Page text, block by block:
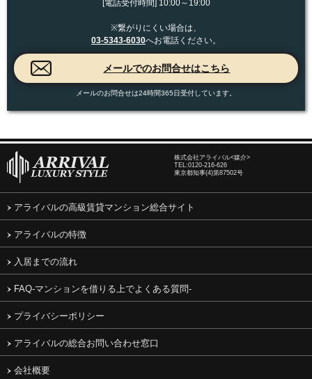
[電話受付時間] 10:00～19:00
※繋がりにくい場合は、
03-5343-6030へお電話ください。
メールのお問合せは24時間365日受付しています。
株式会社アライバル<媒介>
TEL:0120-216-626
東京都知事(4)第87502号
アライバルの高級賃貸マンション総合サイト
アライバルの特徴
入居までの流れ
FAQ-マンションを借りる上でよくある質問-
プライバシーポリシー
アライバルの総合お問い合わせ窓口
会社概要